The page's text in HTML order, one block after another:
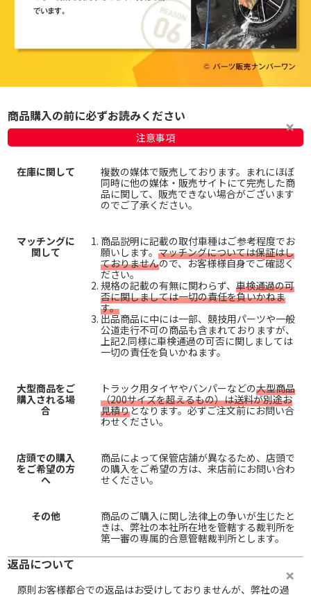
商品購入の前に必ずお読みください
注意事項
在庫に関して
複数の媒体で販売しております。まれにほぼ
同時に他の媒体・販売サイトにて完売した商
品に関して、販売できない場合がございます
のでご了承ください。
マッチングに
関して
商品説明に記載の取付車種はご参考程度でお
願いします。 マッチングについては保証はし
ておりませんので、お客様様自身でご確認く
ださい。
規格の記載の有無に関わらず、 車検通過の可
否に関しましては一切の責任を負いかねま
す。
出品商品に中には一部、競技用パーツや一般
公道走行不可の商品も含まれておりますが、
上記2.同様に車検通過の可否に関しましては
一切の責任を負いかねます。
大型商品をご
購入される場
合
トラック用タイヤやバンパーなどの大型商品
（200サイズを超えるもの）は送料が別途お
見積りとなります。必ずご注文前にお問い合
わせください。
店頭での購入
をご希望の方
へ
商品によって保管店舗が異なるため、店頭で
の購入をご希望の方は、来店前にお問い合わ
せください。
その他
商品のご購入に関し法律上の争いが生じたと
きは、弊社の本社所在地を管轄する裁判所を
第一審の専属的合意管轄裁判所とします。
返品について
原則お客様都合での返品はお受けしておりませんが、弊社の過